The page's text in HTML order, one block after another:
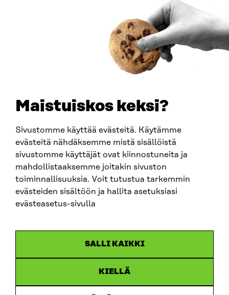
Maistuiskos keksi?
Sivustomme käyttää evästeitä. Käytämme
evästeitä nähdäksemme mistä sisällöistä
sivustomme käyttäjät ovat kiinnostuneita ja
mahdollistaaksemme joitakin sivuston
toiminnallisuuksia. Voit tutustua tarkemmin
evästeiden sisältöön ja hallita asetuksiasi
evästeasetus-sivulla
SALLI KAIKKI
KIELLÄ
firstname.lastname@sitra.fi
SITRA ON SOCIAL MEDIA
LinkedIn
Instagram